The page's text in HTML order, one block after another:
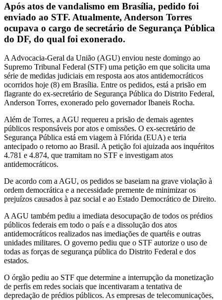
Após atos de vandalismo em Brasília, pedido foi
enviado ao STF. Atualmente, Anderson Torres
ocupava o cargo de secretário de Segurança Pública
do DF, do qual foi exonerado.
A Advocacia-Geral da União (AGU) enviou neste domingo ao
Supremo Tribunal Federal (STF) uma petição em que solicita uma
série de medidas judiciais em resposta aos atos antidemocráticos
ocorridos hoje (8) em Brasília. Entre os pedidos, está a prisão em
flagrante do ex-secretário de Segurança Pública do Distrito Federal,
Anderson Torres, exonerado pelo governador Ibaneis Rocha.
Além de Torres, a AGU requereu a prisão de demais agentes
públicos responsáveis por atos e omissões. O ex-secretário de
Segurança Pública está em viagem à Flórida (EUA) e teria
antecipado o retorno ao Brasil. A petição foi ajuizada aos inquéritos
4.781 e 4.874, que tramitam no STF e investigam atos
antidemocráticos.
De acordo com a AGU, os pedidos se baseiam na grave violação à
ordem democrática e a necessidade premente de minimizar os
prejuízos causados à paz social e ao Estado Democrático de Direito.
A AGU também pediu a imediata desocupação de todos os prédios
públicos federais em todo o país e a dissolução dos atos
antidemocráticos realizados nas imediações de quartéis e outras
unidades militares. O governo pediu que o STF autorize o uso de
todas as forças de segurança pública do Distrito Federal e dos
estados.
O órgão pediu ao STF que determine a interrupção da monetização
de perfis em redes sociais que incentivaram a tentativa de
depredação de prédios públicos. As empresas de telecomunicações,